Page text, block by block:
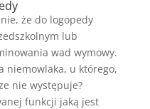
że do logopedy
lub
wad wymowy.
niemowlaka, u którego,
nie występuje?
funkcji jaką jest